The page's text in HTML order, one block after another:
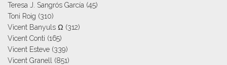
Teresa J. Sangrós García (45)
Toni Roig (310)
Vicent Banyuls Ω (312)
Vicent Conti (165)
Vicent Esteve (339)
Vicent Granell
(851)